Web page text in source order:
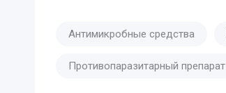
Антимикробные средства
Противопаразитарный препарат